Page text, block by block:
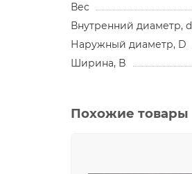
Вес
Внутренний диаметр, d
Наружный диаметр, D
Ширина, B
Похожие товары